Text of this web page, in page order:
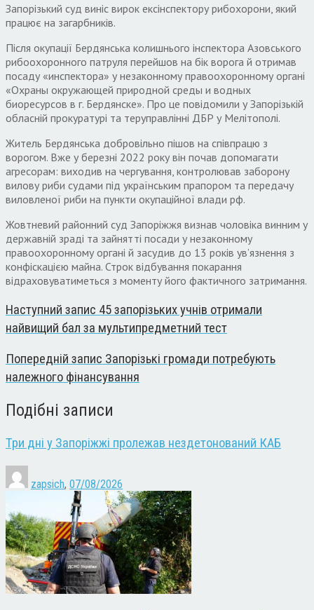
Запорізький суд виніс вирок ексінспектору рибохорони, який
працює на загарбників.
Після окупації Бердянська колишнього інспектора Азовського
рибоохоронного патруля перейшов на бік ворога й отримав
посаду «инспектора» у незаконному правоохоронному органі
«Охраны окружающей природной среды и водных
биоресурсов в г. Бердянске». Про це повідомили у Запорізькій
обласній прокуратурі та теруправлінні ДБР у Мелітополі.
Житель Бердянська добровільно пішов на співпрацю з
ворогом. Вже у березні 2022 року він почав допомагати
агресорам: виходив на чергування, контролював заборону
вилову риби судами під українським прапором та передачу
виловленої риби на пункти окупаційної влади рф.
Жовтневий районний суд Запоріжжя визнав чоловіка винним у
державній зраді та зайнятті посади у незаконному
правоохоронному органі й засудив до 13 років ув’язнення з
конфіскацією майна. Строк відбування покарання
відраховуватиметься з моменту його фактичного затримання.
Наступний запис 45 запорізьких учнів отримали
найвищий бал за мультипредметний тест
Попередній запис Запорізькі громади потребують
належного фінансування
Подібні записи
Три дні у Запоріжжі пролежав нездетонований КАБ
zapsich, 07/08/2026